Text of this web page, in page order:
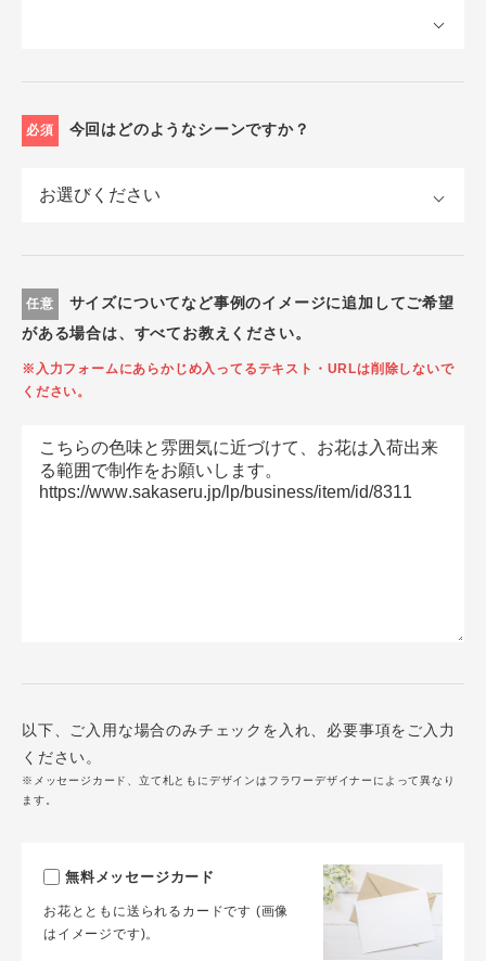
必須 今回はどのようなシーンですか？
任意
サイズについてなど事例のイメージに追加してご希望
がある場合は、すべてお教えください。
※入力フォームにあらかじめ入ってるテキスト・URLは削除しないで
ください。
以下、ご入用な場合のみチェックを入れ、必要事項をご入力
ください。
※メッセージカード、立て札ともにデザインはフラワーデザイナーによって異なり
ます。
無料メッセージカード
お花とともに送られるカードです (画像
はイメージです)。